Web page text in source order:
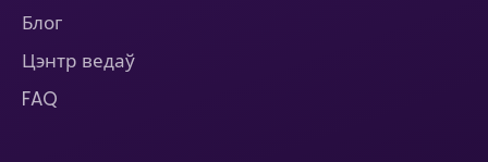
Блог
Цэнтр ведаў
FAQ